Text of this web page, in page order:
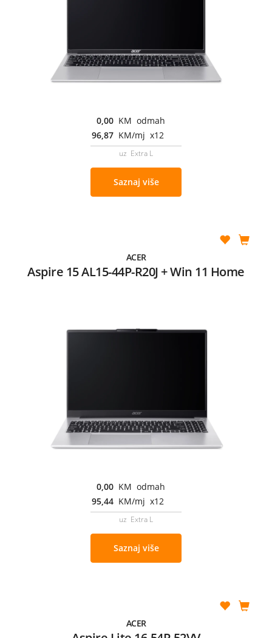
0,00 KM odmah
96,87 KM/mj x12
uz Extra L
Saznaj više
ACER
Aspire 15 AL15-44P-R20J + Win 11 Home
0,00 KM odmah
95,44 KM/mj x12
uz Extra L
Saznaj više
ACER